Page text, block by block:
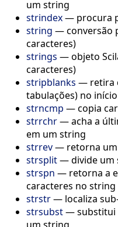
um string
strindex— procura
string —conversão
caracteres)
strings —objeto
caracteres)
stripblanks — retira
tabulações) no
strncmp —copia
strrchr—acha a
em um string
strrev— retorna
strsplit—divide um
strspn — retorna a
caracteres no string
strstr— localiza
strsubst—